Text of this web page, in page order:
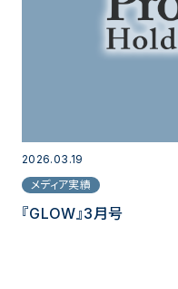
2026.03.19
メディア実績
『GLOW』3月号